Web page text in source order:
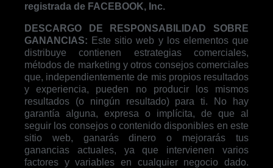
registrada de FACEBOOK, Inc.
DESCARGO DE RESPONSABILIDAD SOBRE
GANANCIAS: Este sitio web y los elementos que
distribuye contienen estrategias comerciales,
métodos de marketing y otros consejos comerciales
que, independientemente de mis propios resultados
y experiencia, pueden no producir los mismos
resultados (o ningún resultado) para ti. No hay
garantía alguna, expresa o implícita, de que al
seguir los consejos o contenido disponibles en este
sitio web, ganarás dinero o mejorarás tus
ganancias actuales, ya que intervienen varios
factores y variables en cualquier negocio dado.